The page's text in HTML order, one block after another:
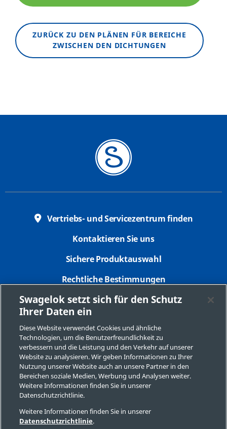
ZURÜCK ZU DEN PLÄNEN FÜR BEREICHE
ZWISCHEN DEN DICHTUNGEN
Vertriebs- und Servicezentrum finden
Kontaktieren Sie uns
Sichere Produktauswahl
Rechtliche Bestimmungen
Datenschutzbestimmungen
Seitenverzeichnis
Cookie-Präferenzen
Meine personenbezogenen Informationen nicht
verkaufen oder mit anderen teilen
Swagelok setzt sich für den Schutz
Ihrer Daten ein
Diese Website verwendet Cookies und ähnliche
Technologien, um die Benutzerfreundlichkeit zu
verbessern und die Leistung und den Verkehr auf unserer
Website zu analysieren. Wir geben Informationen zu Ihrer
Nutzung unserer Website auch an unsere Partner in den
Bereichen soziale Medien, Werbung und Analysen weiter.
Weitere Informationen finden Sie in unserer
Datenschutzrichtlinie.
Weitere Informationen finden Sie in unserer
Datenschutzrichtlinie.